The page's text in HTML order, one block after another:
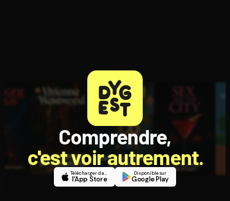
Comprendre,
c'est voir autrement.
Télécharger dans
l'App Store
Disponible sur
Google Play